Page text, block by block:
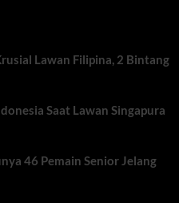
Lawan Filipina, 2 Bintang
Saat Lawan Singapura
46 Pemain Senior Jelang